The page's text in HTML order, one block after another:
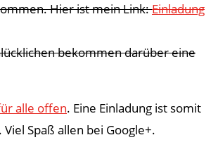
Hier ist mein Link:Einladung
bekommen darüber eine
alle offen. Eine Einladung ist somit
Spaß allen bei Google+.